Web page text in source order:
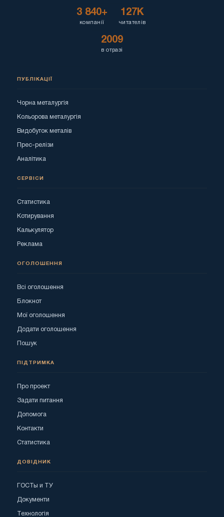
3 840+
компанії
127K
читателів
2009
в отразі
ПУБЛІКАЦІЇ
Чорна металургія
Кольорова металургія
Видобуток металів
Прес-релізи
Аналітика
СЕРВІСИ
Статистика
Котирування
Калькулятор
Реклама
ОГОЛОШЕННЯ
Всі оголошення
Блокнот
Мої оголошення
Додати оголошення
Пошук
ПІДТРИМКА
Про проект
Задати питання
Допомога
Контакти
Статистика
ДОВІДНИК
ГОСТы и ТУ
Документи
Технологія